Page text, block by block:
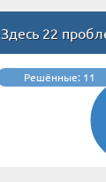
Здесь 22
Решённые: 11